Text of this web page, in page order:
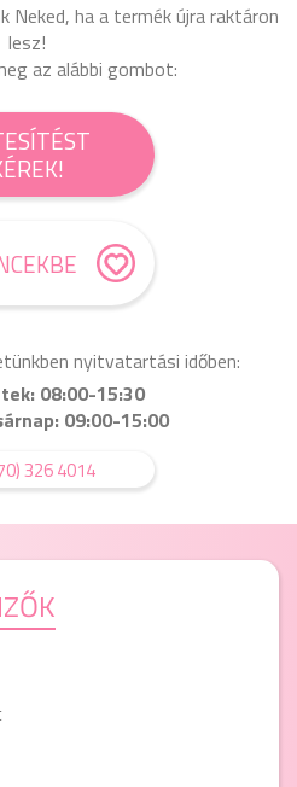
Neked, ha a termék újra raktáron
lesz!
az alábbi gombot:
nyitvatartási időben:
08:00-15:30
09:00-15:00
326 4014